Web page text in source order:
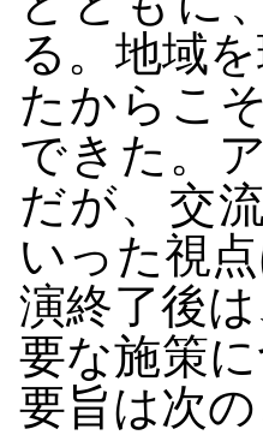
る。地域
たからこ
できた。
だが、交
いった視
演終了後
要な施策
要旨は次の